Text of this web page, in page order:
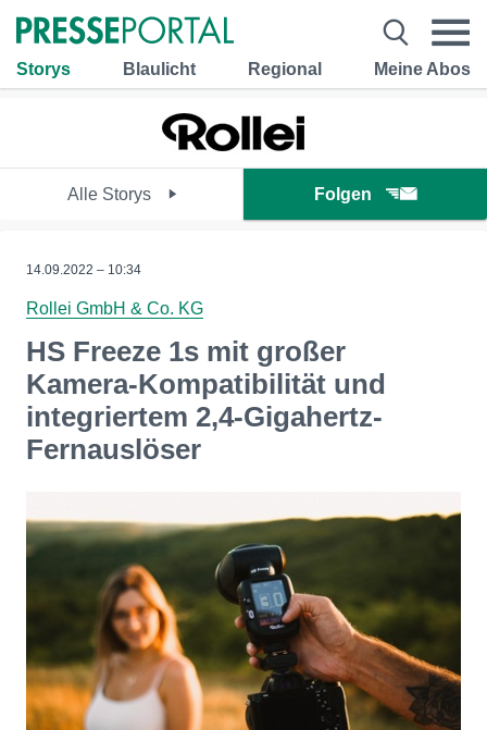
Storys Blaulicht Regional Meine Abos
Alle Storys Folgen
14.09.2022 – 10:34
Rollei GmbH & Co. KG
HS Freeze 1s mit großer
Kamera-Kompatibilität und
integriertem 2,4-Gigahertz-
Fernauslöser